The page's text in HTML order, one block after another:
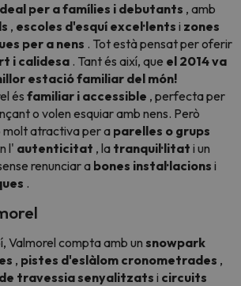
per a famílies i debutants , amb
, escoles d'esquí excel·lents i zones
per a nens . Tot està pensat per oferir
i calidesa . Tant és així, que el 2014 va
estació familiar del món!
és familiar i accessible , perfecta per
o volen esquiar amb nens. Però
molt atractiva per a parelles o grups
l' autenticitat , la tranquil·litat i un
renunciar a bones instal·lacions i
.
Valmorel compta amb un snowpark
, pistes d'eslàlom cronometrades ,
travessia senyalitzats i circuits